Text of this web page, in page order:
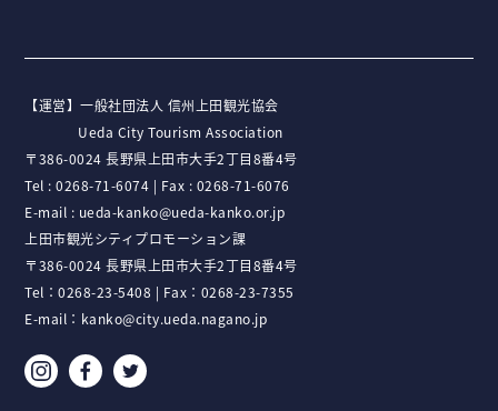
【運営】⼀般社団法⼈ 信州上⽥観光協会
Ueda City Tourism Association
〒386-0024 ⻑野県上⽥市⼤⼿2丁⽬8番4号
Tel :0268-71-6074 | Fax : 0268-71-6076
E-mail : ueda-kanko@ueda-kanko.or.jp
上田市観光シティプロモーション課
〒386-0024 長野県上田市大手2丁目8番4号
Tel：0268-23-5408 | Fax：0268-23-7355
E-mail： kanko@city.ueda.nagano.jp